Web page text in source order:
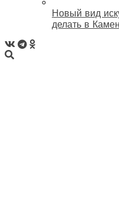
Новый вид
делать в